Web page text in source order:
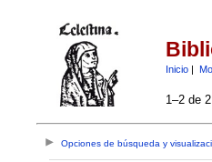
Inicio|
1–2 de
Opciones de búsqueda y